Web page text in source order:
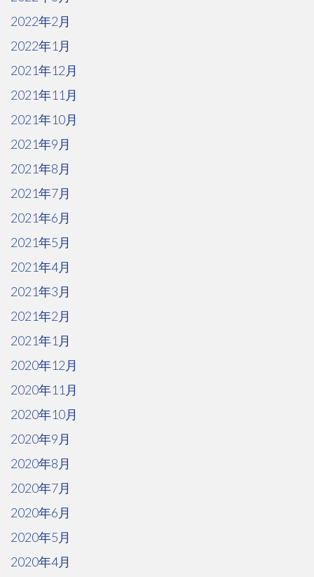
2022年2月
2022年1月
2021年12月
2021年11月
2021年10月
2021年9月
2021年8月
2021年7月
2021年6月
2021年5月
2021年4月
2021年3月
2021年2月
2021年1月
2020年12月
2020年11月
2020年10月
2020年9月
2020年8月
2020年7月
2020年6月
2020年5月
2020年4月